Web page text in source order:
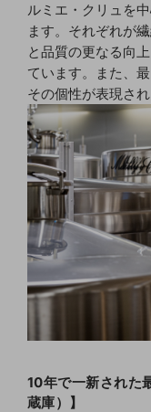
ルミエ・クリュを
ます。それぞれが
と品質の更なる向
ています。また、
その個性が表現され
10年で一新された
蔵庫）】